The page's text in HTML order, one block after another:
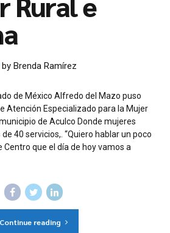
by Brenda Ramírez
de México Alfredo del Mazo puso
Atención Especializado para la Mujer
de Aculco Donde mujeres
40 servicios,. “Quiero hablar un poco
Centro que el día de hoy vamos a
Continue reading